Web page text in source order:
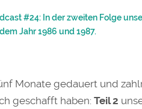
#24: In der zweiten Folge
Jahr 1986 und 1987.
Monate gedauert und
geschafft haben: Teil 2